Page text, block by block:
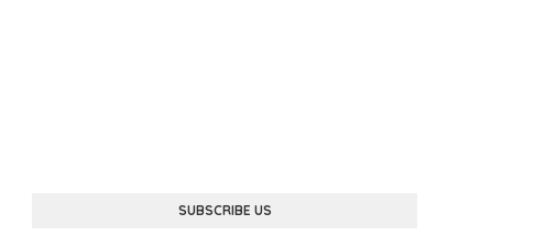
SUBSCRIBE US